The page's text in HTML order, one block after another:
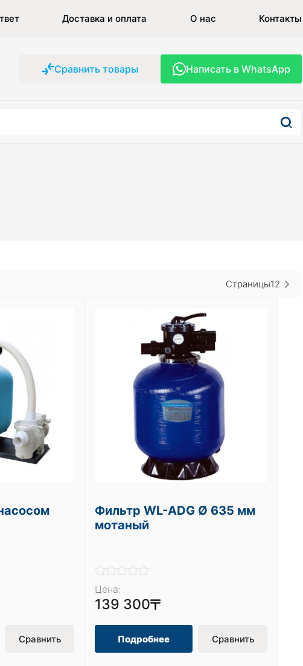
Доставка и оплата О нас Контакты
Сравнить товары Написать в WhatsApp
Страницы12
Сравнить
Фильтр WL-ADG Ø 635 мм
мотаный
Цена:
139 300
Подробнее Сравнить